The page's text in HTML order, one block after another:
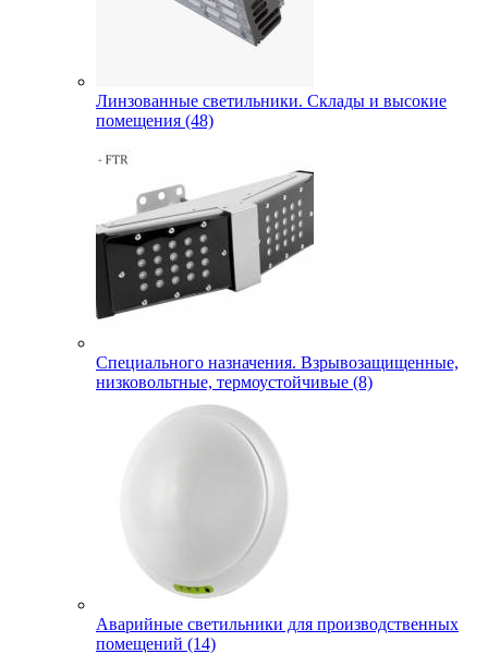
Линзованные светильники. Склады и высокие
помещения (48)
Специального назначения. Взрывозащищенные,
низковольтные, термоустойчивые (8)
Аварийные светильники для производственных
помещений (14)